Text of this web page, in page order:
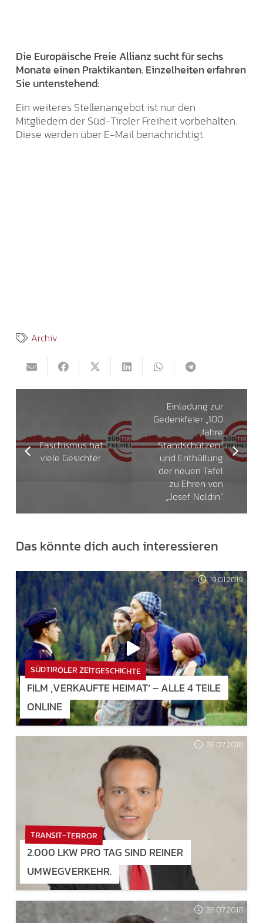
Die Europäische Freie Allianz sucht für sechs
Monate einen Praktikanten. Einzelheiten erfahren
Sie untenstehend:
Ein weiteres Stellenangebot ist nur den
Mitgliedern der Süd-Tiroler Freiheit vorbehalten.
Diese werden über E-Mail benachrichtigt.
Archiv
Faschismus hat
viele Gesichter
Einladung zur
Gedenkfeier „100
Jahre
Standschützen“
und Enthüllung
der neuen Tafel
zu Ehren von
„Josef Noldin“
Das könnte dich auch interessieren
19.01.2019
SÜDTIROLER ZEITGESCHICHTE
FILM ‚VERKAUFTE HEIMAT‘ – ALLE 4 TEILE
ONLINE
26.07.2018
TRANSIT-TERROR
2.000 LKW PRO TAG SIND REINER
UMWEGVERKEHR.
26.07.2018